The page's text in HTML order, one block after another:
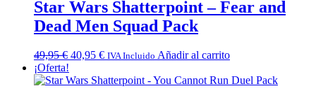
Star Wars Shatterpoint – Fear and
Dead Men Squad Pack
49,95€ El
original
40,95 €El
actual
IVA Incluido Añadir al carrito
¡Oferta!